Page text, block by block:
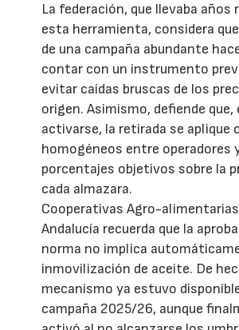
La federación, que llevaba años
esta herramienta, considera
de una campaña abundante
contar con un instrumento
evitar caídas bruscas de los
origen. Asimismo, defiende que,
activarse, la retirada se aplique
homogéneos entre operadores
porcentajes objetivos sobre la
cada almazara.
Cooperativas Agro-
Andalucía recuerda que la
norma no implica
inmovilización de aceite. De
mecanismo ya estuvo
campaña 2025/26, aunque